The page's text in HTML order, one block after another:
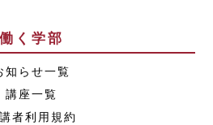
働く学部
知らせ一覧
講座一覧
者利用規約